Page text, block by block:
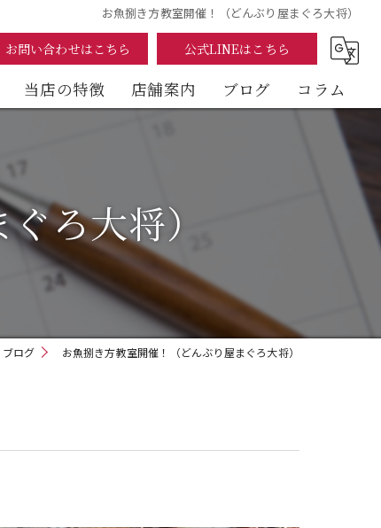
お魚捌き方教室開催！（どんぶり屋まぐろ大将）
お問い合わせはこちら 公式LINEはこちら
当店の特徴
海鮮丼
テイクアウト
デリバリー
店舗案内 ブログ コラム
ろ大将）
ブログ お魚捌き方教室開催！（どんぶり屋まぐろ大将）